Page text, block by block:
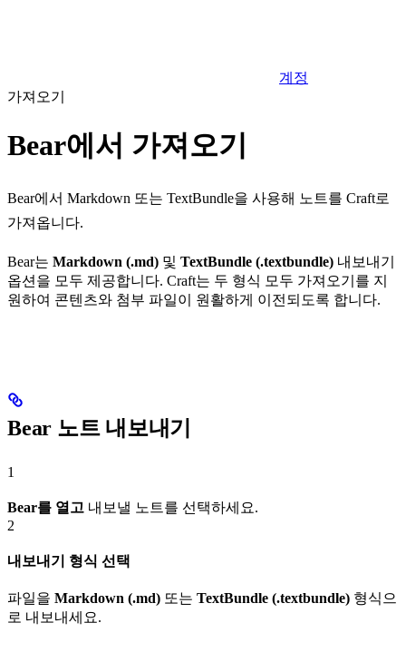
계정
가져오기
Bear에서 가져오기
Bear에서 Markdown 또는 TextBundle을 사용해 노트를 Craft로
가져옵니다.
Bear는 Markdown (.md) 및 TextBundle (.textbundle) 내보내기
옵션을 모두 제공합니다. Craft는 두 형식 모두 가져오기를 지
원하여 콘텐츠와 첨부 파일이 원활하게 이전되도록 합니다.
Bear 노트 내보내기
1
Bear를 열고 내보낼 노트를 선택하세요.
2
내보내기 형식 선택
파일을 Markdown (.md) 또는 TextBundle (.textbundle) 형식으
로 내보내세요.